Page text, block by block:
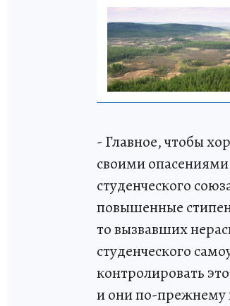
- Главное, чтобы
своими
студенческого
повышенные
то вызвавших
студенческого
контролировать
и они по-прежнему